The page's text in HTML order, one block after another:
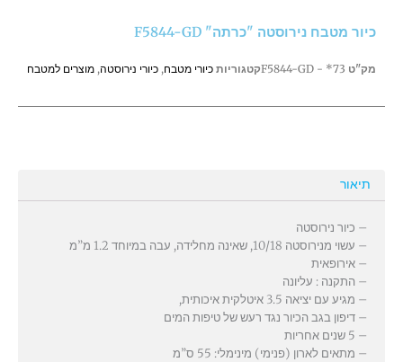
GD
כיור מטבח נירוסטה "כרתה" F5844-GD
מק"ט 73* - F5844-GD קטגוריות כיורי מטבח, כיורי נירוסטה, מוצרים למטבח
תיאור
– כיור נירוסטה
– עשוי מנירוסטה 10/18, שאינה מחלידה, עבה במיוחד 1.2 מ”מ
– אירופאית
– התקנה : עליונה
– מגיע עם יציאה 3.5 איטלקית איכותית,
– דיפון בגב הכיור נגד רעש של טיפות המים
– 5 שנים אחריות
– מתאים לארון (פנימי) מינימלי: 55 ס”מ